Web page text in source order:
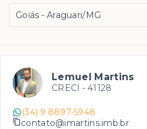
Goiás - Araguari/MG
Lemuel Martins
CRECI - 41128
(34) 9 8897-5948
contato@imartins.imb.br